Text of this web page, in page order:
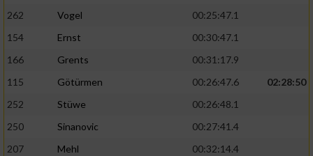
262
Vogel
00:25:47.1
154
Ernst
00:30:47.1
166
Grents
00:31:17.9
115
Götürmen 00:26:47.6
02:28:50
252
Stüwe
00:26:48.1
250
Sinanovic
00:27:41.4
207
Mehl
00:32:14.4